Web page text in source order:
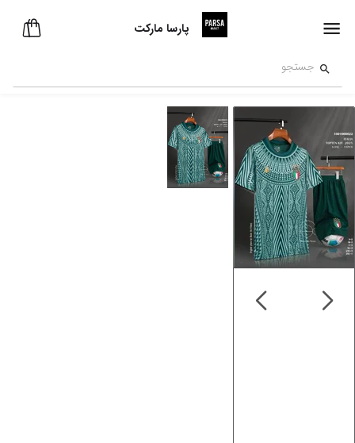
پارسا مارکت